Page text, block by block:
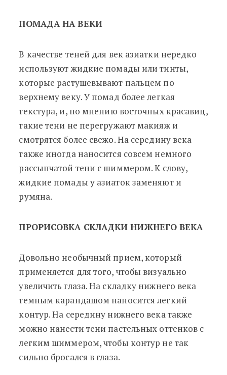
ПОМАДА НА ВЕКИ
В качестве теней для век азиатки нередко
используют жидкие помады или тинты,
которые растушевывают пальцем по
верхнему веку. У помад более легкая
текстура, и, по мнению восточных красавиц,
такие тени не перегружают макияж и
смотрятся более свежо. На середину века
также иногда наносится совсем немного
рассыпчатой тени с шиммером. К слову,
жидкие помады у азиаток заменяют и
румяна.
ПРОРИСОВКА СКЛАДКИ НИЖНЕГО ВЕКА
Довольно необычный прием, который
применяется для того, чтобы визуально
увеличить глаза. На складку нижнего века
темным карандашом наносится легкий
контур. На середину нижнего века также
можно нанести тени пастельных оттенков с
легким шиммером, чтобы контур не так
сильно бросался в глаза.